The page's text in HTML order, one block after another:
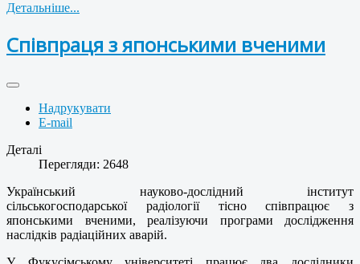
Детальніше...
Співпраця з японськими вченими
Надрукувати
E-mail
Деталі
Перегляди: 2648
Український науково-дослідний інститут
сільськогосподарської радіології тісно співпрацює з
японськими вченими, реалізуючи програми дослідження
наслідків радіаційних аварій.